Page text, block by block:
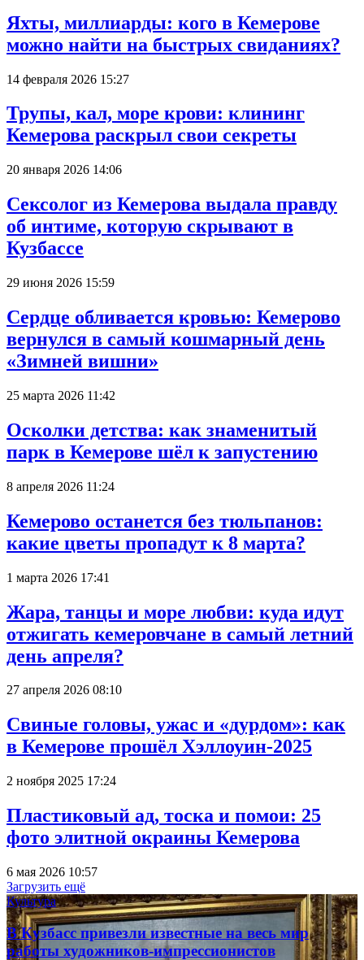
Яхты, миллиарды: кого в Кемерове
можно найти на быстрых свиданиях?
14 февраля 2026 15:27
Трупы, кал, море крови: клининг
Кемерова раскрыл свои секреты
20 января 2026 14:06
Сексолог из Кемерова выдала правду
об интиме, которую скрывают в
Кузбассе
29 июня 2026 15:59
Сердце обливается кровью: Кемерово
вернулся в самый кошмарный день
«Зимней вишни»
25 марта 2026 11:42
Осколки детства: как знаменитый
парк в Кемерове шёл к запустению
8 апреля 2026 11:24
Кемерово останется без тюльпанов:
какие цветы пропадут к 8 марта?
1 марта 2026 17:41
Жара, танцы и море любви: куда идут
отжигать кемеровчане в самый летний
день апреля?
27 апреля 2026 08:10
Свиные головы, ужас и «дурдом»: как
в Кемерове прошёл Хэллоуин-2025
2 ноября 2025 17:24
Пластиковый ад, тоска и помои: 25
фото элитной окраины Кемерова
6 мая 2026 10:57
Загрузить ещё
Культура
В Кузбасс привезли известные на весь мир
работы художников-импрессионистов